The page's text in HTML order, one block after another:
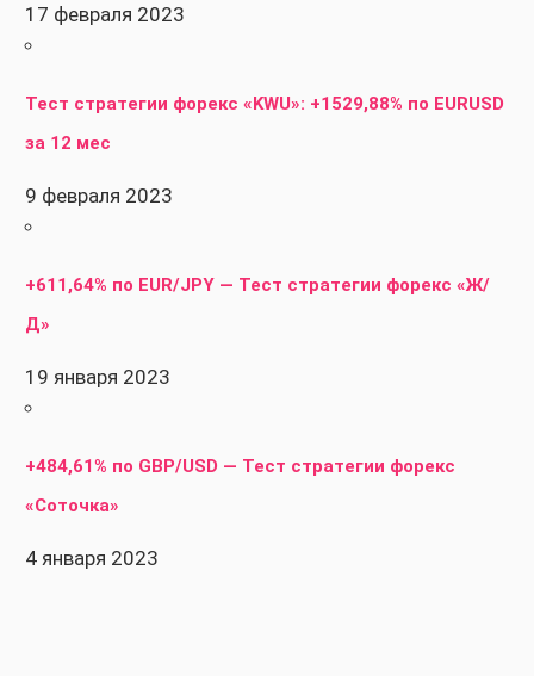
17 февраля 2023
Тест стратегии форекс «KWU»: +1529,88% по EURUSD
за 12 мес
9 февраля 2023
+611,64% по EUR/JPY — Тест стратегии форекс «Ж/
Д»
19 января 2023
+484,61% по GBP/USD — Тест стратегии форекс
«Соточка»
4 января 2023